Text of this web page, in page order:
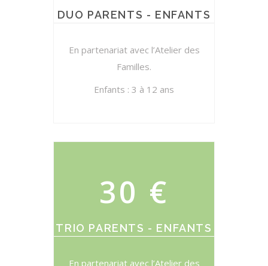
DUO PARENTS - ENFANTS
En partenariat avec l’Atelier des
Familles.
Enfants : 3 à 12 ans
30 €
TRIO PARENTS - ENFANTS
En partenariat avec l’Atelier des